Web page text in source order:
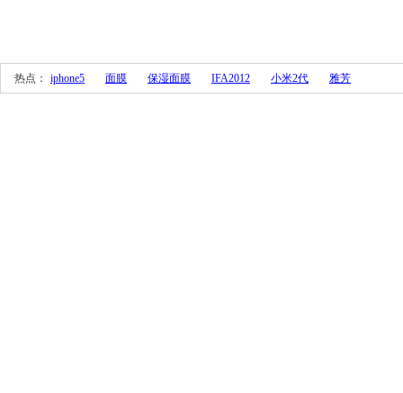
热点： iphone5 面膜 保湿面膜 IFA2012 小米2代 雅芳